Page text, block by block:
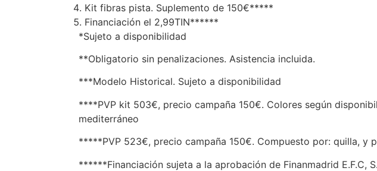
Kit fibras pista. Suplemento de 150€*****
Financiación el 2,99TIN******
*Sujeto a disponibilidad
**Obligatorio sin penalizaciones. Asistencia incluida.
***Modelo Historical. Sujeto a disponibilidad
****PVP kit 503€, precio campaña 150€. Colores según
mediterráneo
*****PVP 523€, precio campaña 150€. Compuesto por: quilla, y
******Financiación sujeta a la aprobación de Finanmadrid E.F.C,